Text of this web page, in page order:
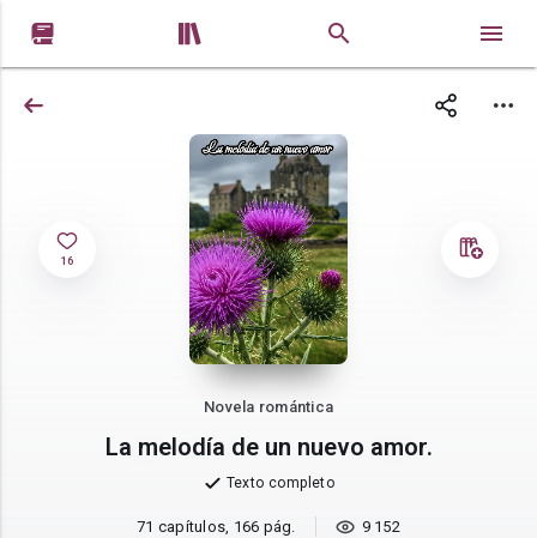
 
16
Novela romántica
La melodía de un nuevo amor.
Texto completo
71 capítulos, 166 pág. 9 152